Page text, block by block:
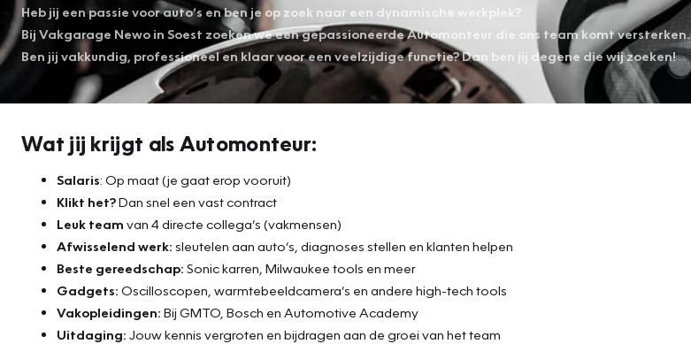
Heb jij een passie voor auto’s en ben je op zoek naar een dynamische werkplek?
Bij Vakgarage Newo in Soest zoeken we een gepassioneerde Automonteur die ons team komt versterken.
Ben jij vakkundig, professioneel en klaar voor een veelzijdige functie? Dan ben jij degene die wij zoeken!
Wat jij krijgt als Automonteur:
Salaris: Op maat (je gaat erop vooruit)
Klikt het?Dan snel een vast contract
Leuk team van 4 directe collega’s (vakmensen)
Afwisselend werk: sleutelen aan auto’s, diagnoses stellen en klanten helpen
Beste gereedschap: Sonic karren, Milwaukee tools en meer
Gadgets: Oscilloscopen, warmtebeeldcamera’s en andere high-tech tools
Vakopleidingen: Bij GMTO, Bosch en Automotive Academy
Uitdaging: Jouw kennis vergroten en bijdragen aan de groei van het team